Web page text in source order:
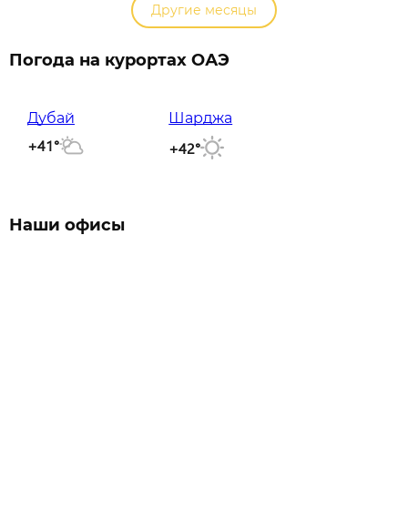
Другие месяцы
Погода на курортах ОАЭ
Дубай
+41°
Шарджа
+42°
Наши офисы